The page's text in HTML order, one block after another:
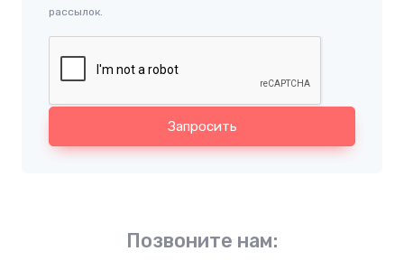
рассылок.
Запросить
Позвоните нам: